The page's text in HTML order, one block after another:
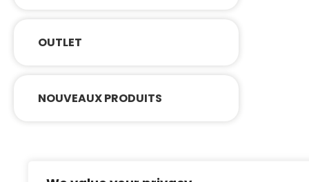
OUTLET
NOUVEAUX PRODUITS